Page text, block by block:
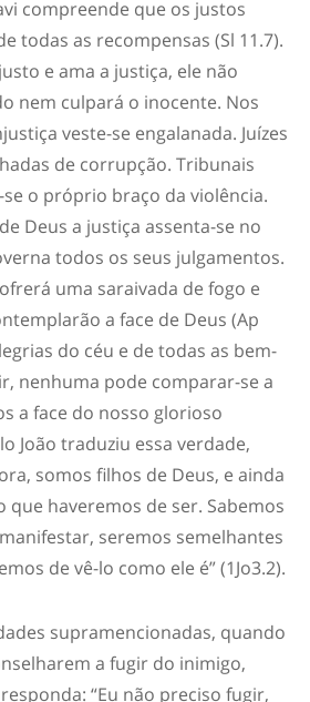
compreende que os justos
todas as recompensas (Sl 11.7).
e ama a justiça, ele não
nem culpará o inocente. Nos
veste-se engalanada. Juízes
de corrupção. Tribunais
o próprio braço da violência.
Deus a justiça assenta-se no
todos os seus julgamentos.
uma saraivada de fogo e
a face de Deus (Ap
do céu e de todas as bem-
nenhuma pode comparar-se a
a face do nosso glorioso
João traduziu essa verdade,
somos filhos de Deus, e ainda
que haveremos de ser. Sabemos
seremos semelhantes
de vê-lo como ele é” (1Jo3.2).
supramencionadas, quando
a fugir do inimigo,
“Eu não preciso fugir,